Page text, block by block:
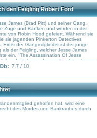
den Feigling Robert Ford
James (Brad Pitt) und seiner Gang.
Züge und Banken und werden in der
von Robin Hood gefeiert. Während sie
sie jagenden Pinkerton Detectives
Einer der Gangmitglieder ist der junge
als der Feigling, welcher Jesse James
ein. "The Assassination Of Jesse
und die Legende vom Feigling, der
7.7 / 10
geholfen hat, wird eine
des Mordes und Bankraubes durch